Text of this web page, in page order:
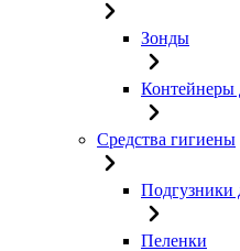
Зонды
Контейнеры
Средства гигиены
Подгузники
Пеленки